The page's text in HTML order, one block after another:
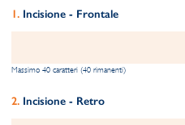
Incisione - Frontale
Massimo 40 caratteri (40 rimanenti)
Incisione - Retro